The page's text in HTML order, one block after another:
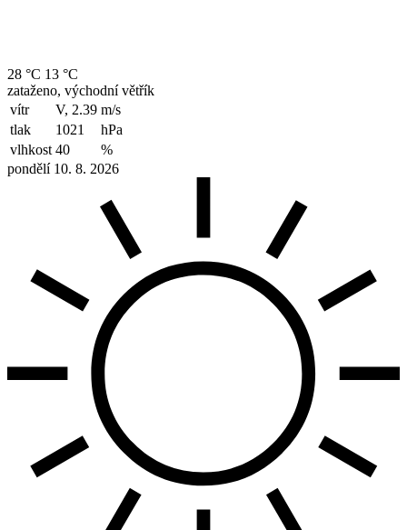
28 °C 13 °C
zataženo, východní větřík
vítr
V, 2.39 m/s
tlak
1021
hPa
vlhkost 40
%
pondělí 10. 8. 2026